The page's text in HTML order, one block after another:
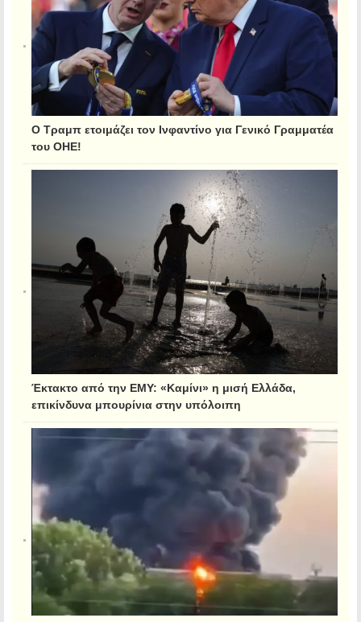
Ο Τραμπ ετοιμάζει τον Ινφαντίνο για Γενικό Γραμματέα
του ΟΗΕ!
Έκτακτο από την ΕΜΥ: «Καμίνι» η μισή Ελλάδα,
επικίνδυνα μπουρίνια στην υπόλοιπη